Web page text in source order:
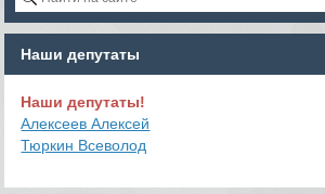
Наши депутаты
Наши депутаты!
Алексеев Алексей
Тюркин Всеволод